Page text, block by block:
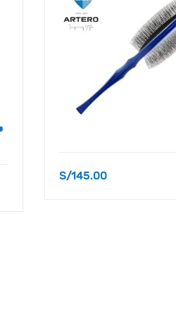
S/145.00